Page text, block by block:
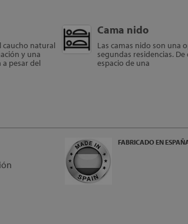
caucho natural
y una
pesar del
Cama nido
Las camas nido son una
segundas residencias.
espacio de una
FABRICADO EN